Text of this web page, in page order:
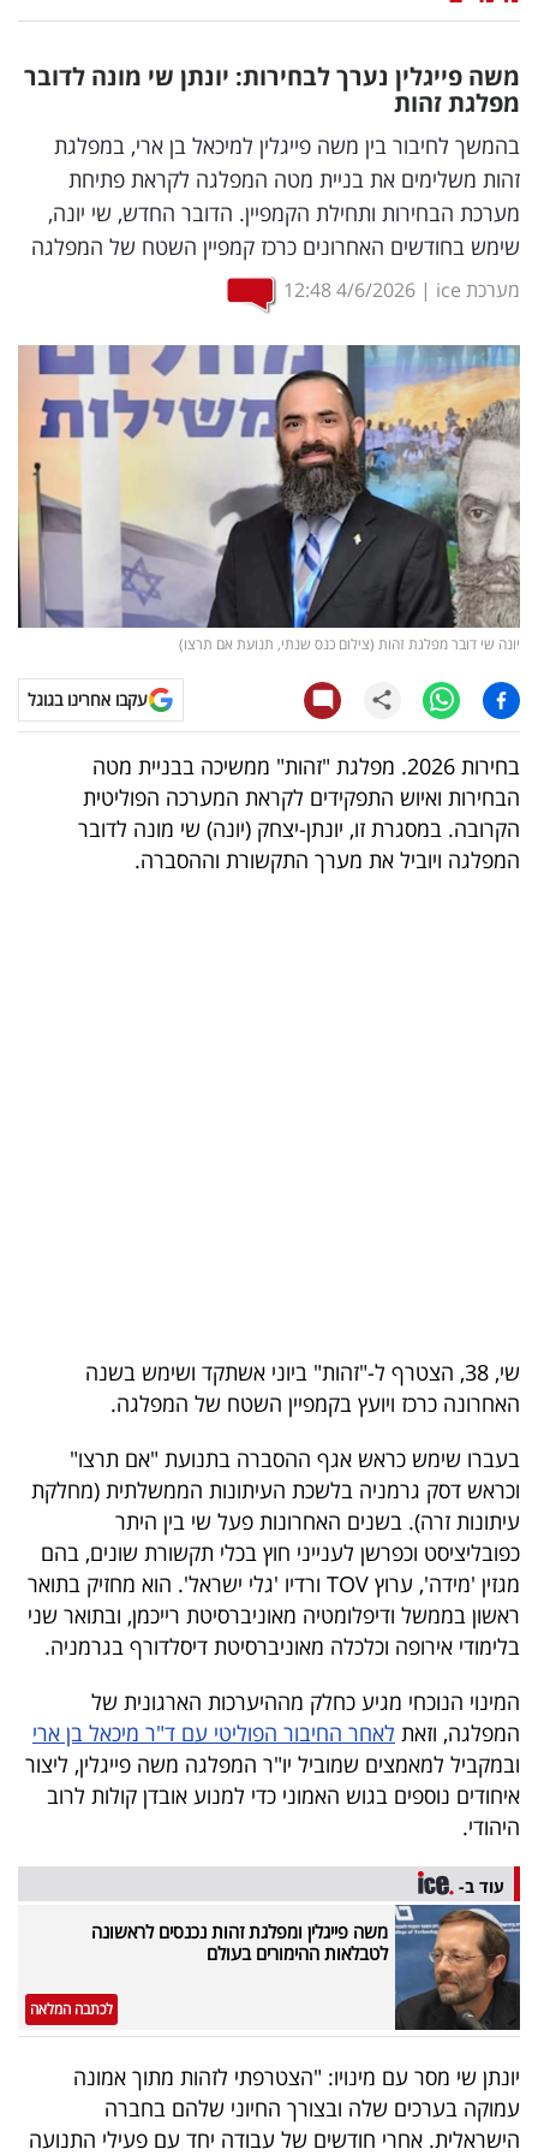
דיגיטל
וטק
שיווק
ופרסום
משפט
מדדים
ומחקרים
דעות
רכילות
עסקית
קריפטו
ויראלי
טלוויזיה
עסקי
ספורט
קריירה
5
המילון
הכלכלי
פודקאסט
40
UNDER
40
שיתופי
פעולה
דרושים
ניוזלטרים
מייל
אדום
משה פייגלין נערך לבחירות: יונתן שי מונה לדובר
מפלגת זהות
בהמשך לחיבור בין משה פייגלין למיכאל בן ארי, במפלגת
זהות משלימים את בניית מטה המפלגה לקראת פתיחת
מערכת הבחירות ותחילת הקמפיין. הדובר החדש, שי יונה,
שימש בחודשים האחרונים כרכז קמפיין השטח של המפלגה
מערכת ice |
4/6/2026
12:48
יונה שי דובר מפלגת זהות (צילום כנס שנתי, תנועת אם תרצו)
עקבו אחרינו בגוגל
בחירות 2026. מפלגת "זהות" ממשיכה בבניית מטה
הבחירות ואיוש התפקידים לקראת המערכה הפוליטית
הקרובה. במסגרת זו, יונתן-יצחק (יונה) שי מונה לדובר
המפלגה ויוביל את מערך התקשורת וההסברה.
שי, 38, הצטרף ל-"זהות" ביוני אשתקד ושימש בשנה
האחרונה כרכז ויועץ בקמפיין השטח של המפלגה.
בעברו שימש כראש אגף ההסברה בתנועת "אם תרצו"
וכראש דסק גרמניה בלשכת העיתונות הממשלתית (מחלקת
עיתונות זרה). בשנים האחרונות פעל שי בין היתר
כפובליציסט וכפרשן לענייני חוץ בכלי תקשורת שונים, בהם
מגזין 'מידה', ערוץ TOV ורדיו 'גלי ישראל'. הוא מחזיק בתואר
ראשון בממשל ודיפלומטיה מאוניברסיטת רייכמן, ובתואר שני
בלימודי אירופה וכלכלה מאוניברסיטת דיסלדורף בגרמניה.
המינוי הנוכחי מגיע כחלק מההיערכות הארגונית של
המפלגה, וזאת לאחר החיבור הפוליטי עם ד"ר מיכאל בן ארי
ובמקביל למאמצים שמוביל יו"ר המפלגה משה פייגלין, ליצור
איחודים נוספים בגוש האמוני כדי למנוע אובדן קולות לרוב
היהודי.
עוד ב-
משה פייגלין ומפלגת זהות נכנסים לראשונה
לטבלאות ההימורים בעולם
לכתבה המלאה
יונתן שי מסר עם מינויו: "הצטרפתי לזהות מתוך אמונה
עמוקה בערכים שלה ובצורך החיוני שלהם בחברה
הישראלית. אחרי חודשים של עבודה יחד עם פעילי התנועה